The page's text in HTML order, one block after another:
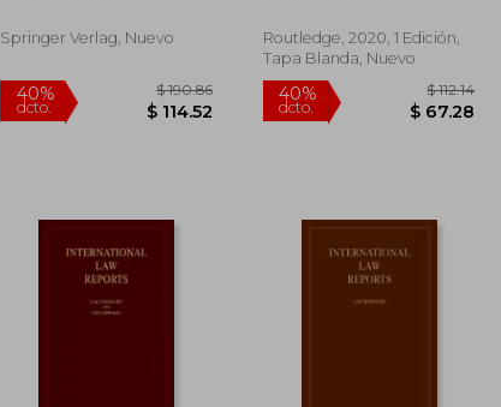
Pagkratis,blandina (edt)
Baranes
Springer Verlag, Nuevo
dcto.
Routledge, 2020, 1 Edición,
Tapa Blanda, Nuevo
dcto.